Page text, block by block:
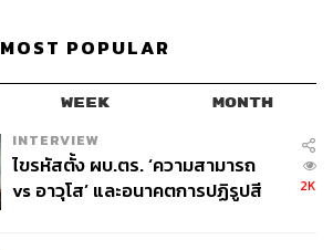
MOST POPULAR
WEEK MONTH
INTERVIEW
ไขรหัสตั้ง ผบ.ตร. ‘ความสามารถ
vs อาวุโส’ และอนาคตการปฏิรูปสี
2K